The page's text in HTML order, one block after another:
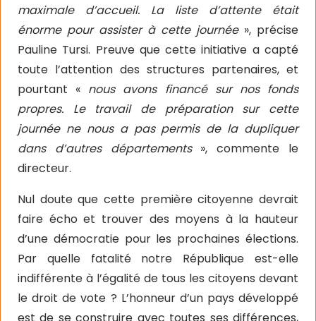
maximale d’accueil. La liste d’attente était
énorme pour assister à cette journée», précise
Pauline Tursi. Preuve que cette initiative a capté
toute l’attention des structures partenaires, et
pourtant « nous avons financé sur nos fonds
propres. Le travail de préparation sur cette
journée ne nous a pas permis de la dupliquer
dans d’autres départements », commente le
directeur.
Nul doute que cette première citoyenne devrait
faire écho et trouver des moyens à la hauteur
d’une démocratie pour les prochaines élections.
Par quelle fatalité notre République est-elle
indifférente à l’égalité de tous les citoyens devant
le droit de vote ? L’honneur d’un pays développé